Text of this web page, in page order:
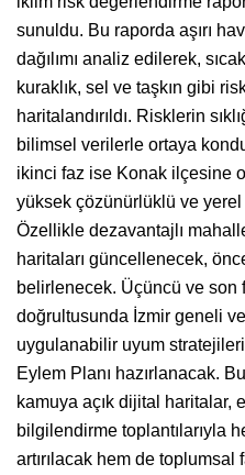
sunuldu. Bu raporda aşırı
dağılımı analiz edilerek,
kuraklık, sel ve taşkın gibi
haritalandırıldı. Risklerin
bilimsel verilerle ortaya
ikinci faz ise Konak ilçesine
yüksek çözünürlüklü ve
Özellikle dezavantajlı
haritaları güncellenecek,
belirlenecek. Üçüncü ve
doğrultusunda İzmir geneli
uygulanabilir uyum
Eylem Planı hazırlanacak.
kamuya açık dijital haritalar,
bilgilendirme toplantılarıyla
artırılacak hem de toplumsal